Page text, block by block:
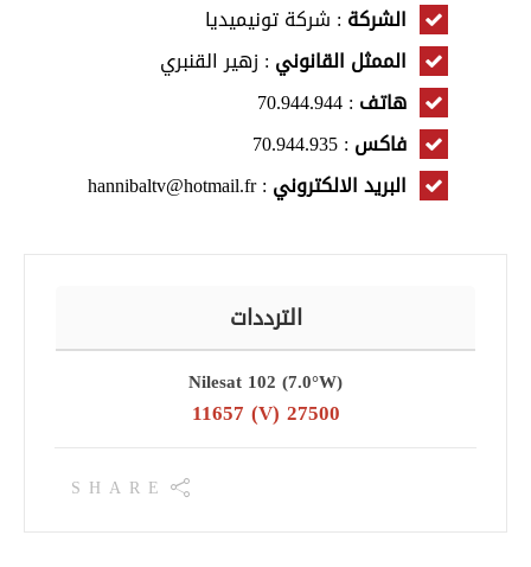
الشركة : شركة تونيميديا
الممثل القانوني : زهير القنبري
هاتف : 70.944.944
فاكس : 70.944.935
البريد الالكتروني : hannibaltv@hotmail.fr
الترددات
Nilesat 102 (7.0°W)
11657 (V) 27500
SHARE